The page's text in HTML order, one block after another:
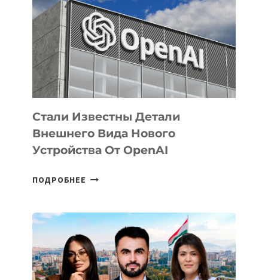
ЗАДАЧИ
ПО
РАЗВИТИЮ
ЭКОСИСТЕМЫ
ИСКУССТВЕННОГО
ИНТЕЛЛЕКТА
Стали Известны Детали
Внешнего Вида Нового
Устройства От OpenAI
ПОДРОБНЕЕ СТАЛИ
ВНЕШНЕГО
ВИДА
НОВОГО
УСТРОЙСТВА